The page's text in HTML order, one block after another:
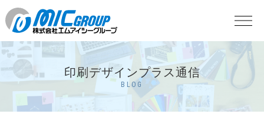
印刷デザインプラス通信
BLOG